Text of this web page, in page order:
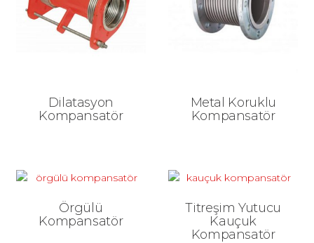
Dilatasyon
Kompansatör
Metal Koruklu
Kompansatör
Örgülü
Kompansatör
Titreşim Yutucu
Kauçuk
Kompansatör